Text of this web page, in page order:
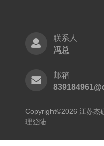
联系人
冯总
邮箱
Copyright©2026 江苏
理登陆